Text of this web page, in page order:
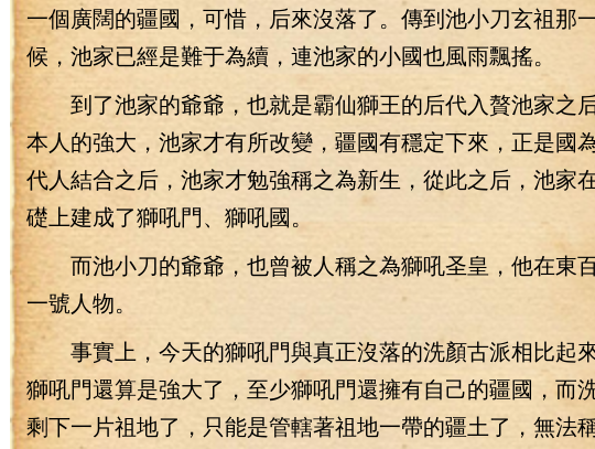
一個廣闊的疆國，可惜，后來沒落了。傳到池小刀玄祖那
候，池家已經是難于為續，連池家的小國也風雨飄搖。
到了池家的爺爺，也就是霸仙獅王的后代入贅池家之
本人的強大，池家才有所改變，疆國有穩定下來，正是國
代人結合之后，池家才勉強稱之為新生，從此之后，池家
礎上建成了獅吼門、獅吼國。
而池小刀的爺爺，也曾被人稱之為獅吼圣皇，他在東
一號人物。
事實上，今天的獅吼門與真正沒落的洗顏古派相比起
獅吼門還算是強大了，至少獅吼門還擁有自己的疆國，而
剩下一片祖地了，只能是管轄著祖地一帶的疆土了，無法稱